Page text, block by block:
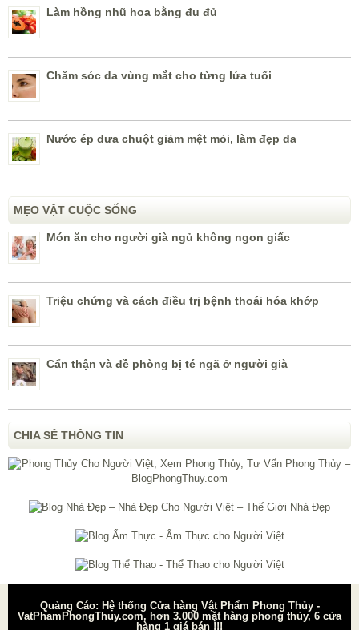
Làm hồng nhũ hoa bằng đu đủ
Chăm sóc da vùng mắt cho từng lứa tuổi
Nước ép dưa chuột giảm mệt mỏi, làm đẹp da
MẸO VẶT CUỘC SỐNG
Món ăn cho người già ngủ không ngon giấc
Triệu chứng và cách điều trị bệnh thoái hóa khớp
Cẩn thận và đề phòng bị té ngã ở người già
CHIA SẺ THÔNG TIN
Quảng Cáo: Hệ thống Cửa hàng Vật Phẩm Phong Thủy -
VatPhamPhongThuy.com, hơn 3.000 mặt hàng phong thủy, 6 cửa
hàng 1 giá bán !!!